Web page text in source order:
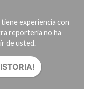
tiene experiencia con
reportería no ha
de usted.